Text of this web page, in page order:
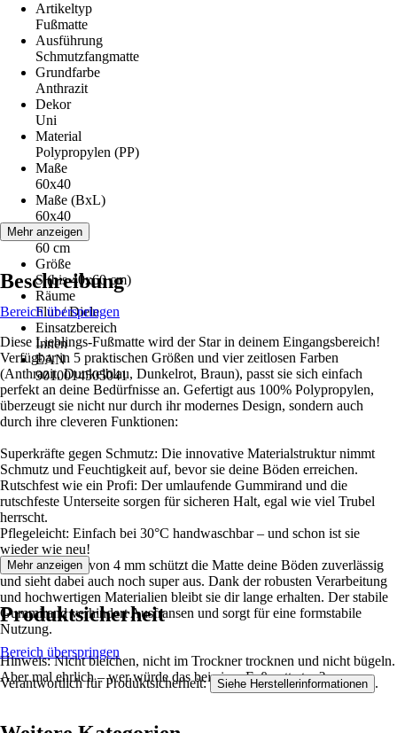
Artikeltyp
Fußmatte
Ausführung
Schmutzfangmatte
Grundfarbe
Anthrazit
Dekor
Uni
Material
Polypropylen (PP)
Maße
60x40
Maße (BxL)
60x40
Höhe
60 cm
Größe
S (bis 40x60 cm)
Räume
Flur / Diele
Einsatzbereich
Innen
EAN
9010014505041
Mehr anzeigen
Beschreibung
Bereich überspringen
Diese Lieblings-Fußmatte wird der Star in deinem Eingangsbereich!
Verfügbar in 5 praktischen Größen und vier zeitlosen Farben
(Anthrazit, Dunkelblau, Dunkelrot, Braun), passt sie sich einfach
perfekt an deine Bedürfnisse an. Gefertigt aus 100% Polypropylen,
überzeugt sie nicht nur durch ihr modernes Design, sondern auch
durch ihre cleveren Funktionen:
Superkräfte gegen Schmutz: Die innovative Materialstruktur nimmt
Schmutz und Feuchtigkeit auf, bevor sie deine Böden erreichen.
Rutschfest wie ein Profi: Der umlaufende Gummirand und die
rutschfeste Unterseite sorgen für sicheren Halt, egal wie viel Trubel
herrscht.
Pflegeleicht: Einfach bei 30°C handwaschbar – und schon ist sie
wieder wie neu!
Mit einer Höhe von 4 mm schützt die Matte deine Böden zuverlässig
und sieht dabei auch noch super aus. Dank der robusten Verarbeitung
und hochwertigen Materialien bleibt sie dir lange erhalten. Der stabile
Gummirand verhindert Ausfransen und sorgt für eine formstabile
Nutzung.
Hinweis: Nicht bleichen, nicht im Trockner trocknen und nicht bügeln.
Aber mal ehrlich – wer würde das bei einer Fußmatte tun?
Mehr anzeigen
Produktsicherheit
Bereich überspringen
Verantwortlich für Produktsicherheit: Siehe Herstellerinformationen .